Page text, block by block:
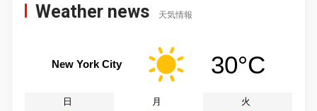
Weather news 天気情報
New York City 30°C
日 月 火